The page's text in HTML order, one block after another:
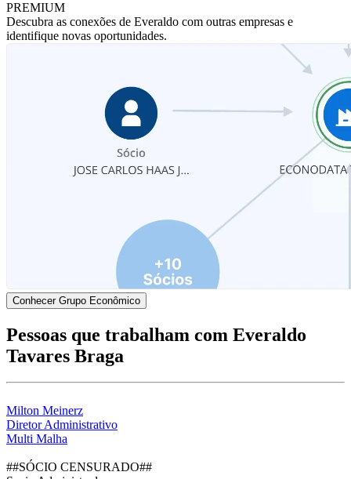
PREMIUM
Descubra as conexões de Everaldo com outras empresas e
identifique novas oportunidades.
Conhecer Grupo Econômico
Pessoas que trabalham com Everaldo
Tavares Braga
Milton Meinerz
Diretor Administrativo
Multi Malha
##SÓCIO CENSURADO##